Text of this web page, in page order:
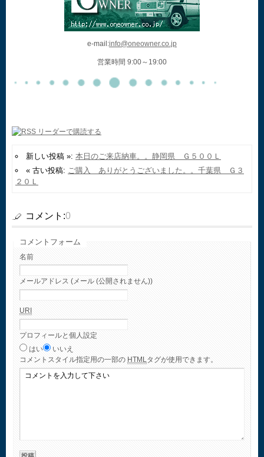
e-mail:info@oneowner.co.jp
営業時間 9:00～19:00
新しい投稿 »: 本日のご来店納車。。静岡県 Ｇ５００Ｌ
« 古い投稿: ご購入 ありがとうございました。。千葉県 Ｇ３
２０Ｌ
コメント:0
コメントフォーム
名前
メールアドレス (メール (公開されません))
URI
プロフィールと個人設定
はい
いいえ
コメント スタイル指定用の一部の HTMLタグが使用できます。